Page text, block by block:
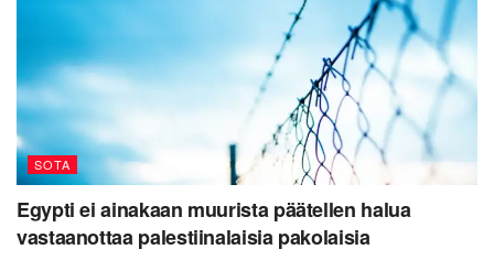
SOTA
Egypti ei ainakaan muurista päätellen halua
vastaanottaa palestiinalaisia pakolaisia